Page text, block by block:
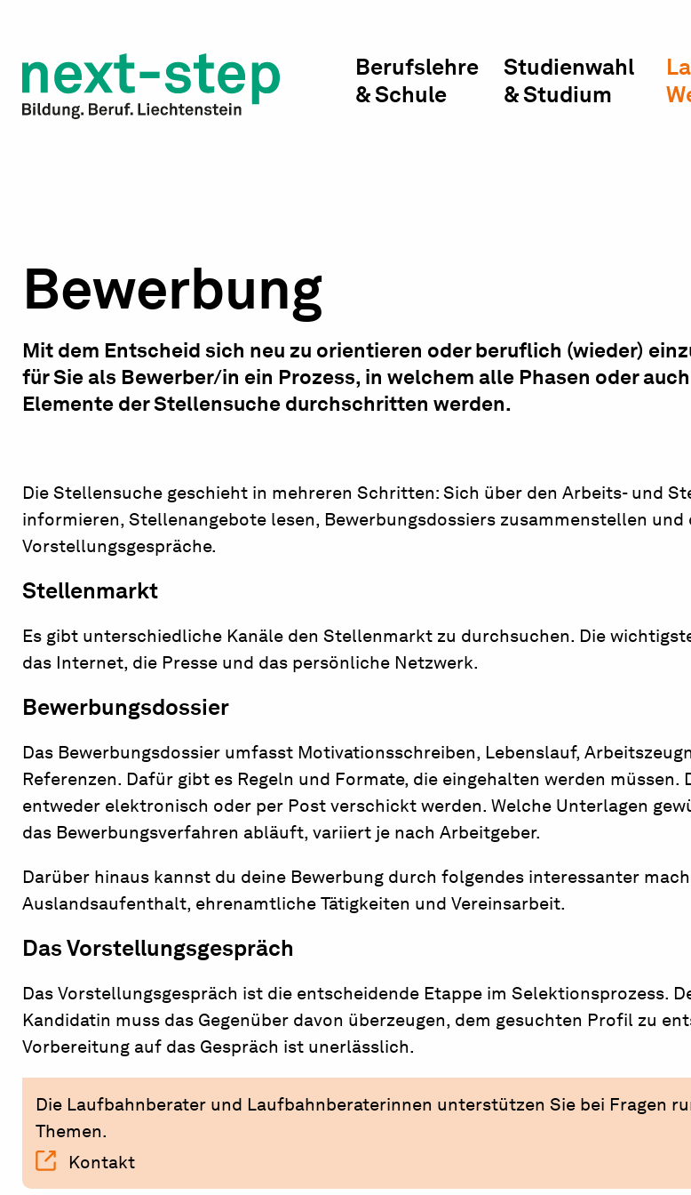
Laufbahn & Weiterbildung
Beratung & Unterstützung
Berufslehre
& Schule
Studienwahl
& Studium
Bewerbung
Mit dem Entscheid sich neu zu orientieren oder beruflich (wieder)
für Sie als Bewerber/in ein Prozess, in welchem alle Phasen oder
Elemente der Stellensuche durchschritten werden.
Die Stellensuche geschieht in mehreren Schritten: Sich über den Arbeits- und
informieren, Stellenangebote lesen, Bewerbungsdossiers zusammenstellen
Vorstellungsgespräche.
Stellenmarkt
Es gibt unterschiedliche Kanäle den Stellenmarkt zu durchsuchen. Die
das Internet, die Presse und das persönliche Netzwerk.
Bewerbungsdossier
Das Bewerbungsdossier umfasst Motivationsschreiben, Lebenslauf,
Referenzen. Dafür gibt es Regeln und Formate, die eingehalten werden müssen.
entweder elektronisch oder per Post verschickt werden. Welche Unterlagen
das Bewerbungsverfahren abläuft, variiert je nach Arbeitgeber.
Darüber hinaus kannst du deine Bewerbung durch folgendes interessanter
Auslandsaufenthalt, ehrenamtliche Tätigkeiten und Vereinsarbeit.
Das Vorstellungsgespräch
Das Vorstellungsgespräch ist die entscheidende Etappe im Selektionsprozess.
Kandidatin muss das Gegenüber davon überzeugen, dem gesuchten Profil zu
Vorbereitung auf das Gespräch ist unerlässlich.
Die Laufbahnberater und Laufbahnberaterinnen unterstützen Sie bei Fragen
Themen.
Kontakt